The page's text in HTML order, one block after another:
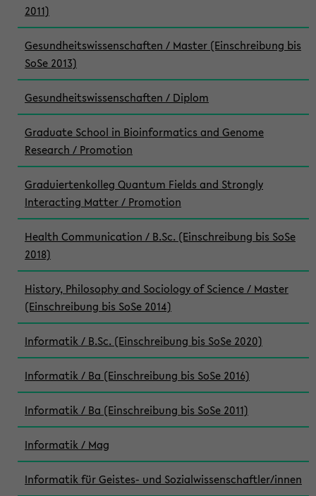
2011)
Gesundheitswissenschaften / Master (Einschreibung bis
SoSe 2013)
Gesundheitswissenschaften / Diplom
Graduate School in Bioinformatics and Genome
Research / Promotion
Graduiertenkolleg Quantum Fields and Strongly
Interacting Matter / Promotion
Health Communication / B.Sc. (Einschreibung bis SoSe
2018)
History, Philosophy and Sociology of Science / Master
(Einschreibung bis SoSe 2014)
Informatik / B.Sc. (Einschreibung bis SoSe 2020)
Informatik / Ba (Einschreibung bis SoSe 2016)
Informatik / Ba (Einschreibung bis SoSe 2011)
Informatik / Mag
Informatik für Geistes- und Sozialwissenschaftler/innen